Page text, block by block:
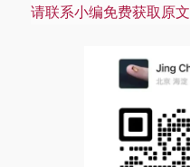
请联系小编免费获取原文